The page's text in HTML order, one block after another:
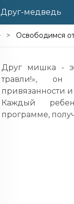
Друг-медведь
Освободимся
Друг мишка -
травли!», он
привязанности
Каждый
программе,